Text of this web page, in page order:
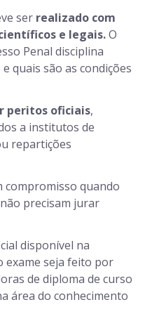
ser realizado com
e legais.O
Penal disciplina
quais são as condições
peritos oficiais,
a institutos de
repartições
compromisso quando
precisam jurar
disponível na
exame seja feito por
de diploma de curso
área do conhecimento